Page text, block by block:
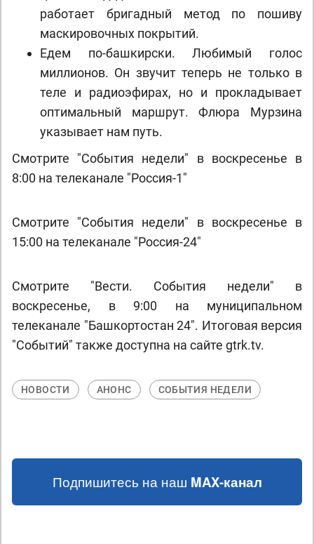
работает бригадный метод по пошиву
маскировочных покрытий.
Едем по-башкирски. Любимый голос
миллионов. Он звучит теперь не только в
теле и радиоэфирах, но и прокладывает
оптимальный маршрут. Флюра Мурзина
указывает нам путь.
Смотрите "События недели" в воскресенье в
8:00 на телеканале "Россия-1"
Смотрите "События недели" в воскресенье в
15:00 на телеканале "Россия-24"
Смотрите "Вести. События недели" в
воскресенье, в 9:00 на муниципальном
телеканале "Башкортостан 24". Итоговая версия
"Событий" также доступна на сайте gtrk.tv.
НОВОСТИ АНОНС СОБЫТИЯ НЕДЕЛИ
Подпишитесь на наш MAX-канал